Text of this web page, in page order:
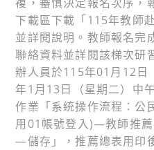
下載區下載「115年教師
並詳閱說明。教師報名完
聯絡資料並詳閱該梯次研
辦人員於115年01月12日
年1月13日（星期二）中
作業「系統操作流程：
用01帳號登入)—教師推
—儲存」，推薦總表用印